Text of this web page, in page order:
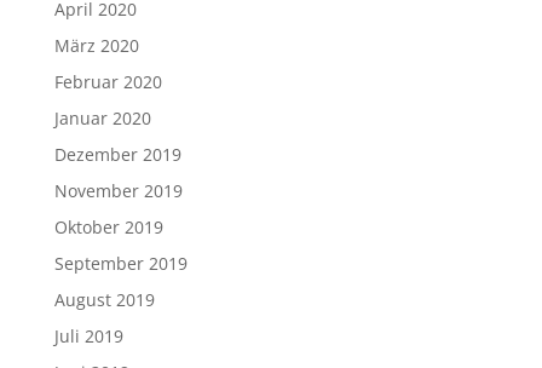
Oktober 2020
September 2020
August 2020
Juni 2020
April 2020
März 2020
Februar 2020
Januar 2020
Dezember 2019
November 2019